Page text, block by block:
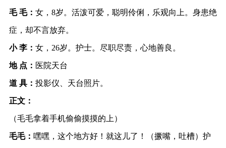
毛 毛： 女，8岁。活泼可爱，聪明伶俐，乐观向上。身患绝
症，却不言放弃。
小 李： 女，26岁。护士。尽职尽责，心地善良。
地 点： 医院天台
道 具： 投影仪、天台照片。
正文：
（毛毛拿着手机偷偷摸摸的上）
毛毛： 嘿嘿，这个地方好！就这儿了！（撅嘴，吐槽）护